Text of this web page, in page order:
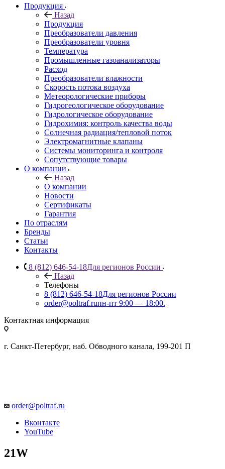
Продукция
Назад
Продукция
Преобразователи давления
Преобразователи уровня
Температура
Промышленные газоанализаторы
Расход
Преобразователи влажности
Скорость потока воздуха
Метеорологические приборы
Гидрогеологическое оборудование
Гидрологическое оборудование
Гидрохимия: контроль качества воды
Солнечная радиация/тепловой поток
Электромагнитные клапаны
Системы мониторинга и контроля
Сопутствующие товары
О компании
Назад
О компании
Новости
Сертификаты
Гарантия
По отраслям
Бренды
Статьи
Контакты
8 (812) 646-54-18Для регионов России
Назад
Телефоны
8 (812) 646-54-18Для регионов России
order@poltraf.ruпн-пт 9:00 — 18:00.
Контактная информация
г. Санкт-Петербург, наб. Обводного канала, 199-201 П
order@poltraf.ru
Вконтакте
YouTube
21W